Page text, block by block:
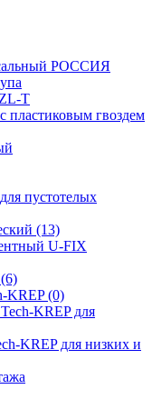
РОССИЯ
T
пластиковым гвоздем
пустотелых
(13)
U-FIX
(6)
KREP(0)
KREP для
KREP для низких и